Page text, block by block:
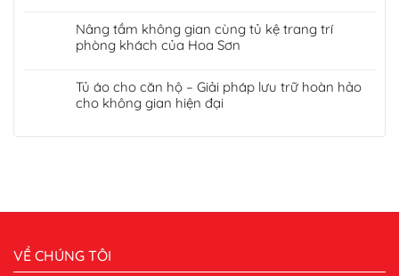
Nâng tầm không gian cùng tủ kệ trang trí
phòng khách của Hoa Sơn
Tủ áo cho căn hộ – Giải pháp lưu trữ hoàn hảo
cho không gian hiện đại
VỀ CHÚNG TÔI